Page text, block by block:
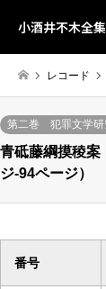
小酒井不木全
レコード
第二巻 犯罪文学研
青砥藤綱摸稜
ジ-94ページ）
番号